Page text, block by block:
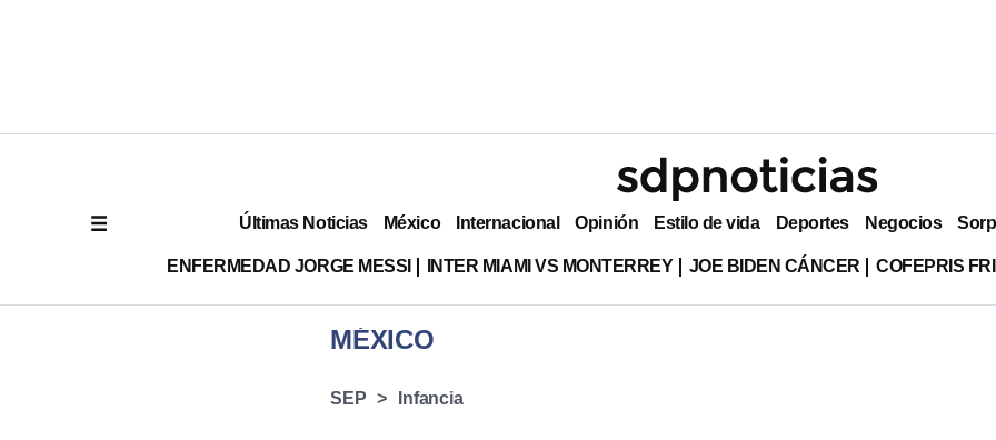
Últimas Noticias México Internacional Opinión Estilo de vida Deportes Negocios
ENFERMEDAD JORGE MESSI INTER MIAMI VS MONTERREY JOE BIDEN CÁNCER COFEPRIS
MÉXICO
SEP Infancia